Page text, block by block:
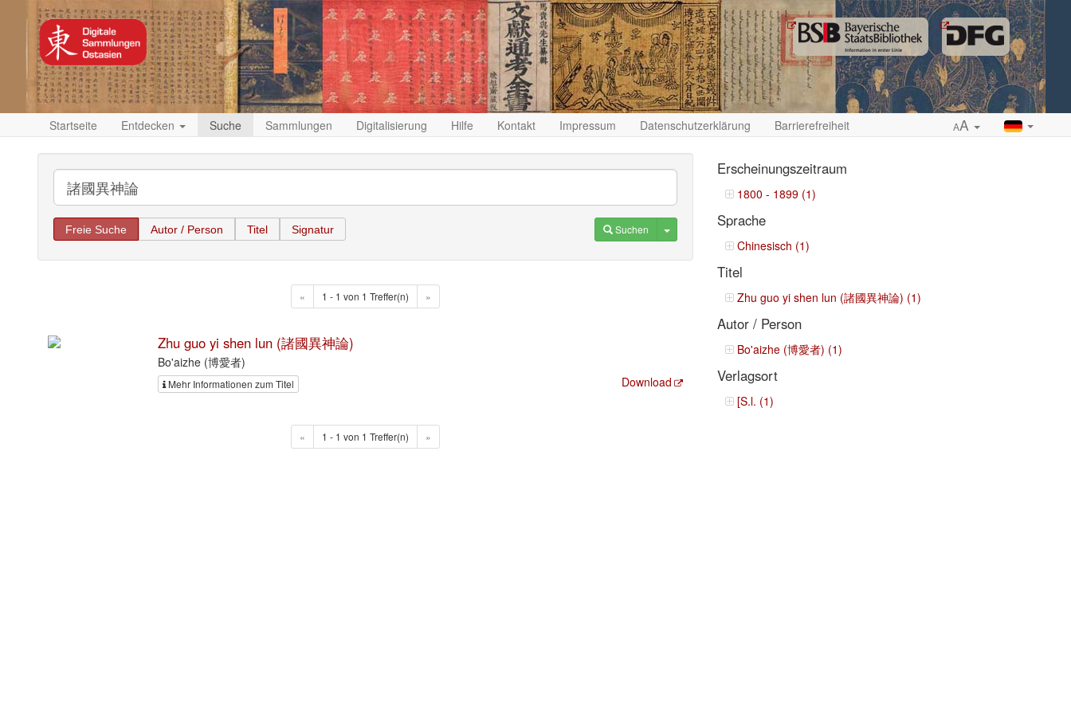
Startseite Entdecken Suche Sammlungen Digitalisierung Hilfe Kontakt Impressum Datenschutzerklärung Barrierefreiheit AA
Freie Suche Autor / Person Titel Signatur Suchen Toggle Dropdown
« 1 - 1 von 1 Treffer(n) »
Zhu guo yi shen lun (諸國異神論)
Bo'aizhe (博愛者)
Mehr Informationen zum Titel Download
« 1 - 1 von 1 Treffer(n) »
Erscheinungszeitraum
1800 - 1899 (1)
Sprache
Chinesisch (1)
Titel
Zhu guo yi shen lun (諸國異神論) (1)
Autor / Person
Bo'aizhe (博愛者) (1)
Verlagsort
[S.l. (1)